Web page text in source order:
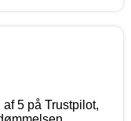
5 på Trustpilot,